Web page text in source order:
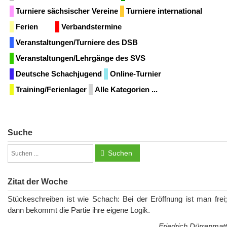
Turniere sächsischer Vereine
Turniere international
Ferien
Verbandstermine
Veranstaltungen/Turniere des DSB
Veranstaltungen/Lehrgänge des SVS
Deutsche Schachjugend
Online-Turnier
Training/Ferienlager
Alle Kategorien ...
Suche
Suchen
Zitat der Woche
Stückeschreiben ist wie Schach: Bei der Eröffnung ist man frei;
dann bekommt die Partie ihre eigene Logik.